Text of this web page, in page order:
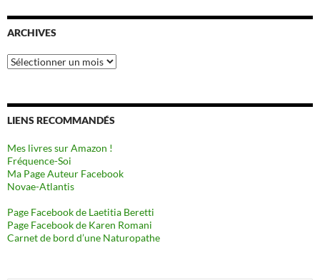
ARCHIVES
Archives
LIENS RECOMMANDÉS
Mes livres sur Amazon !
Fréquence-Soi
Ma Page Auteur Facebook
Novae-Atlantis
Page Facebook de Laetitia Beretti
Page Facebook de Karen Romani
Carnet de bord d’une Naturopathe